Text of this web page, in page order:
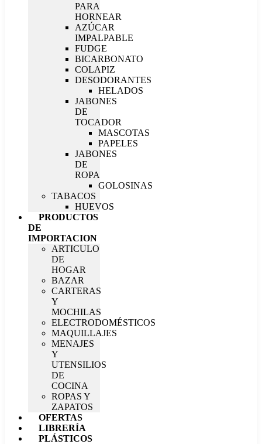
PARA
HORNEAR
AZÚCAR
IMPALPABLE
FUDGE
BICARBONATO
COLAPIZ
DESODORANTES
HELADOS
JABONES
DE
TOCADOR
MASCOTAS
PAPELES
JABONES
DE
ROPA
GOLOSINAS
TABACOS
HUEVOS
PRODUCTOS
DE
IMPORTACION
ARTICULO
DE
HOGAR
BAZAR
CARTERAS
Y
MOCHILAS
ELECTRODOMÉSTICOS
MAQUILLAJES
MENAJES
Y
UTENSILIOS
DE
COCINA
ROPAS Y
ZAPATOS
OFERTAS
LIBRERÍA
PLÁSTICOS